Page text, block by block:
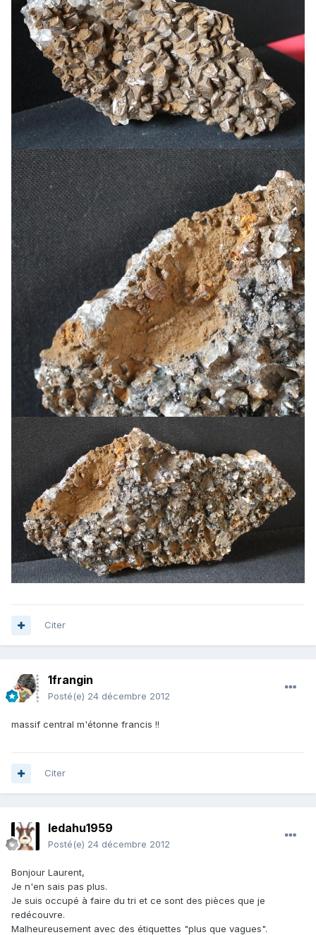
Citer
1frangin
Posté(e) 24 décembre 2012
massif central m'étonne francis !!
Citer
ledahu1959
Posté(e) 24 décembre 2012
Bonjour Laurent,
Je n'en sais pas plus.
Je suis occupé à faire du tri et ce sont des pièces que je
redécouvre.
Malheureusement avec des étiquettes "plus que vagues".